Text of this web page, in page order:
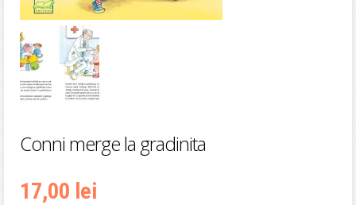
Conni merge la gradinita
17,00 lei